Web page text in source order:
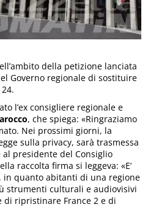
della petizione lanciata
Governo regionale di sostituire
l’ex consigliere regionale e
, che spiega: «Ringraziamo
Nei prossimi giorni, la
sulla privacy, sarà trasmessa
presidente del Consiglio
raccolta firma si leggeva: «E’
quanto abitanti di una regione
strumenti culturali e audiovisivi
di ripristinare France 2 e di